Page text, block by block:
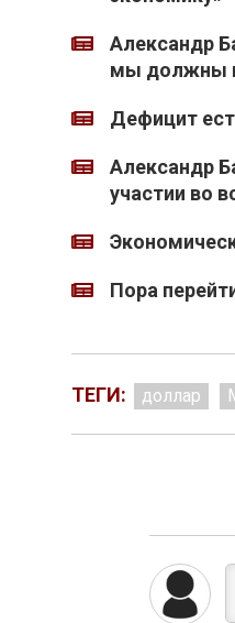
Александр
мы должны
Дефицит
Александр
участии во
Пора
ТЕГИ: доллар